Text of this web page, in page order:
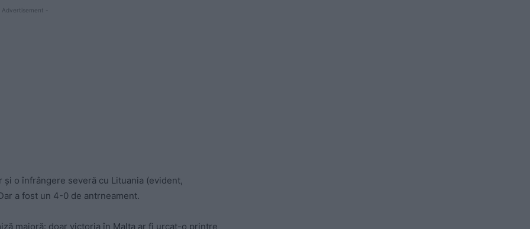
Advertisement -
o înfrângere severă cu Lituania (evident,
a fost un 4-0 de antrneament.
majoră: doar victoria în Malta ar fi urcat-o printre